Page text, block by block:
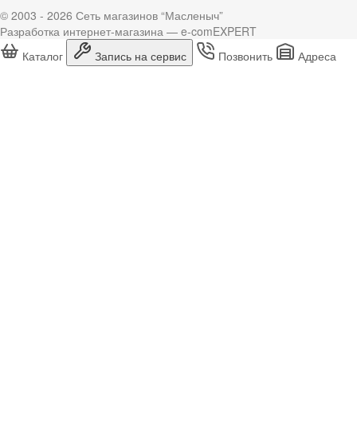
© 2003 - 2026 Сеть магазинов “Масленыч”
Разработка интернет-магазина — e-comEXPERT
Каталог
Запись на сервис Позвонить Адреса